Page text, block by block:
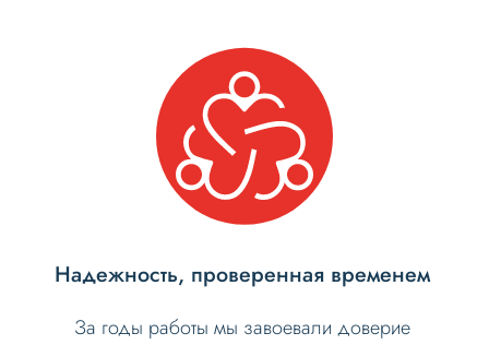
Надежность, проверенная временем
За годы работы мы завоевали доверие